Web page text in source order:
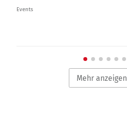
Events
Mehr anzeigen